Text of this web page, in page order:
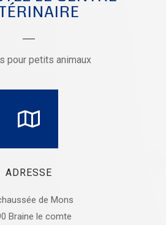
pour petits animaux
ADRESSE
de Mons
Braine le comte